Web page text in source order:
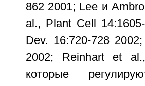
862 2001; Lee и
al., Plant Cell
Dev. 16:720-728
2002; Reinhart et
которые